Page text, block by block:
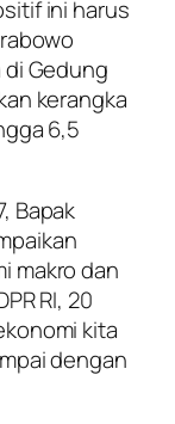
ini harus
Gedung
kerangka
6,5
Bapak
makro dan
RI, 20
kita
dengan